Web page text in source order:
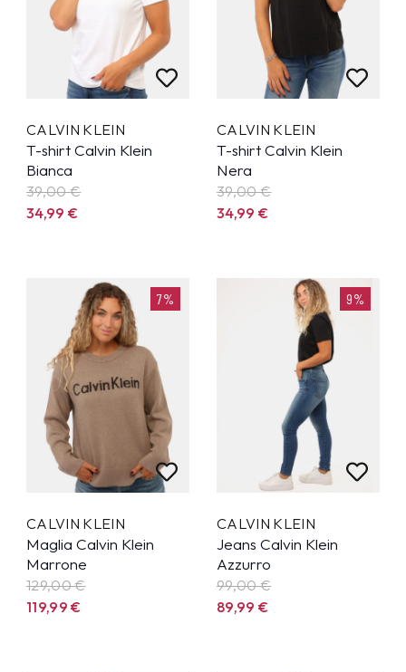
CALVIN KLEIN
T-shirt Calvin Klein
Bianca
39,00 €
34,99€
CALVIN KLEIN
T-shirt Calvin Klein
Nera
39,00 €
34,99€
7%
CALVIN KLEIN
Maglia Calvin Klein
Marrone
129,00 €
119,99€
9%
CALVIN KLEIN
Jeans Calvin Klein
Azzurro
99,00 €
89,99€